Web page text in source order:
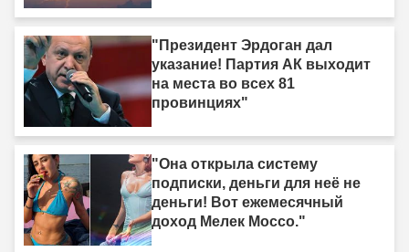
"Президент Эрдоган дал
указание! Партия АК выходит
на места во всех 81
провинциях"
"Она открыла систему
подписки, деньги для неё не
деньги! Вот ежемесячный
доход Мелек Моссо."